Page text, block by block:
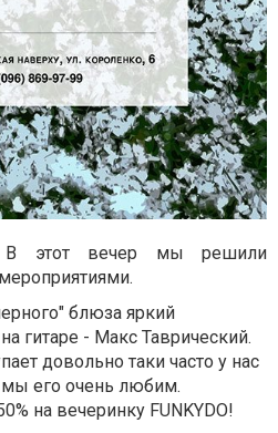
В этот вечер мы решили
блюза яркий
гитаре - Макс Таврический.
довольно таки часто у нас
мы его очень любим.
на вечеринку FUNKYDO!